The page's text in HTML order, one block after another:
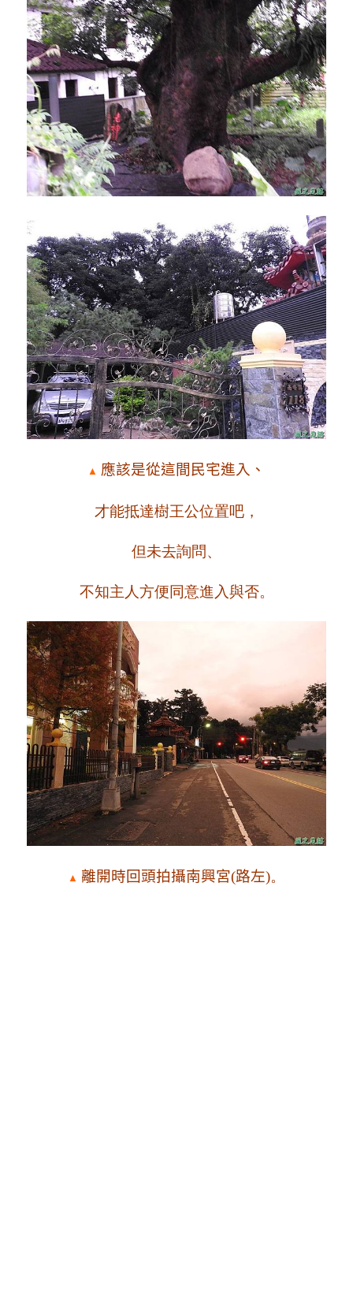
▲ 應該是從這間民宅進入、
才能抵達樹王公位置吧，
但未去詢問、
不知主人方便同意進入與否。
▲ 離開時回頭拍攝南興宮(路左)。